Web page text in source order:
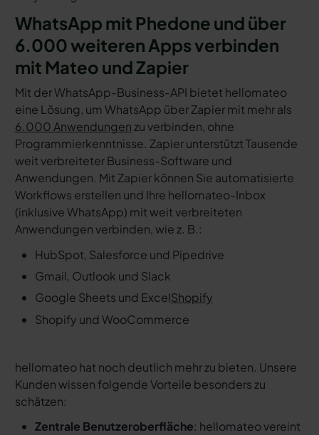
WhatsApp mit Phedone und über
6.000 weiteren Apps verbinden
mit Mateo und Zapier
Mit der WhatsApp-Business-API bietet hellomateo
eine Lösung, um WhatsApp über Zapier mit mehr als
6.000 Anwendungenzu verbinden, ohne
Programmierkenntnisse. Zapier unterstützt Tausende
weit verbreiteter Business-Software und
Anwendungen. Mit Zapier können Sie automatisierte
Workflows erstellen und Ihre hellomateo-Inbox
(inklusive WhatsApp) mit weit verbreiteten
Anwendungen verbinden, wie z. B.:
HubSpot, Salesforce und Pipedrive
Gmail, Outlook und Slack
Google Sheets und ExcelShopify
Shopify und WooCommerce
hellomateo hat noch deutlich mehr zu bieten. Unsere
Kunden wissen folgende Vorteile besonders zu
schätzen:
Zentrale Benutzeroberfläche: hellomateo vereint